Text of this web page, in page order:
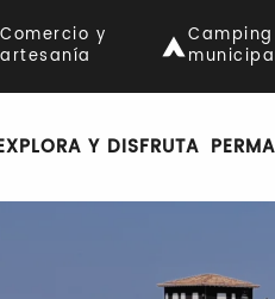
Comercio y
artesanía
Camping
Y DISFRUTA